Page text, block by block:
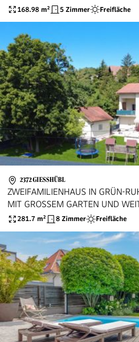
großzügiges Grundstück mit Haus
168.98 m² 5 Zimmer Freifläche
2372 GIESSHÜBL
ZWEIFAMILIENHAUS IN GRÜN-
MIT GROSSEM GARTEN UND
281.7 m² 8 Zimmer Freifläche